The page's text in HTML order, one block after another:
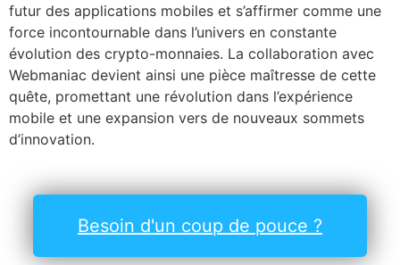
futur des applications mobiles et s’affirmer comme une
force incontournable dans l’univers en constante
évolution des crypto-monnaies. La collaboration avec
Webmaniac devient ainsi une pièce maîtresse de cette
quête, promettant une révolution dans l’expérience
mobile et une expansion vers de nouveaux sommets
d’innovation.
Besoin d'un coup de pouce ?